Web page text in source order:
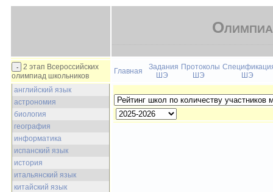
2 этап Всероссийских
олимпиад школьников
Главная
Задания
ШЭ
Протоколы
ШЭ
ШЭ
английский язык
астрономия
биология
география
информатика
испанский язык
история
итальянский язык
китайский язык